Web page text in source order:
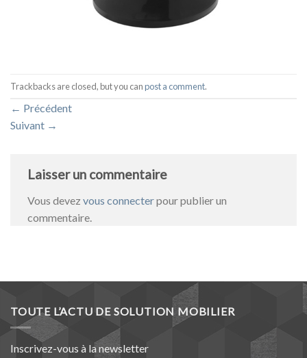
Trackbacks are closed, but you canpost a comment.
← Précédent
Suivant →
Laisser un commentaire
Vous devez vous connecterpour publier un
commentaire.
TOUTE L’ACTU DE SOLUTION MOBILIER
Inscrivez-vous à la newsletter